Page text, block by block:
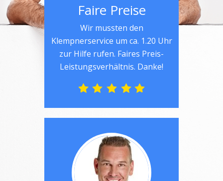
Faire Preise
Wir mussten den
Klempnerservice um ca. 1.20 Uhr
zur Hilfe rufen. Faires Preis-
Leistungsverhältnis. Danke!